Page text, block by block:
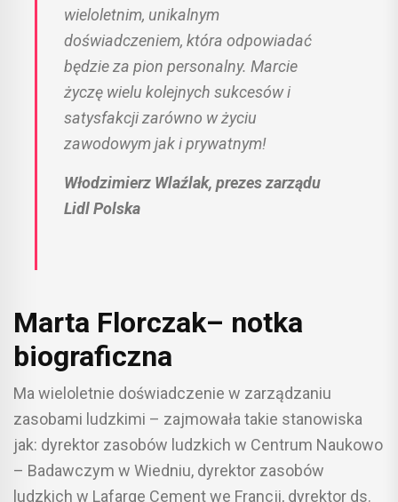
wieloletnim, unikalnym
doświadczeniem, która odpowiadać
będzie za pion personalny. Marcie
życzę wielu kolejnych sukcesów i
satysfakcji zarówno w życiu
zawodowym jak i prywatnym!
Włodzimierz Wlaźlak, prezes zarządu
Lidl Polska
Marta Florczak– notka
biograficzna
Ma wieloletnie doświadczenie w zarządzaniu
zasobami ludzkimi – zajmowała takie stanowiska
jak: dyrektor zasobów ludzkich w Centrum Naukowo
– Badawczym w Wiedniu, dyrektor zasobów
ludzkich w Lafarge Cement we Francji, dyrektor ds.